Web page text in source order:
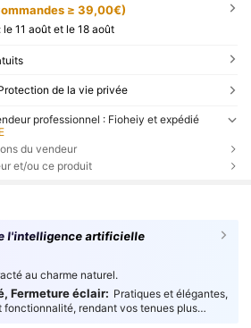
≥ 39,00€)
le 11 août et le 18 août
de la vie privée
professionnel : Fioheiy et expédié
du vendeur
et/ou ce produit
l'intelligence artificielle
au charme naturel.
Fermeture éclair: Pratiques et élégantes,
fonctionnalité, rendant vos tenues plus